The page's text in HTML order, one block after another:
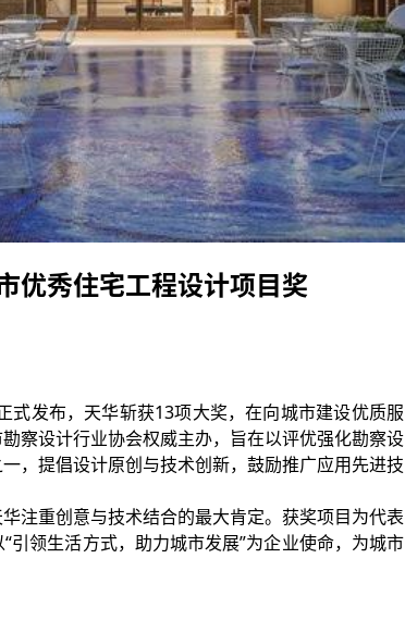
优秀住宅工程设计项目奖
发布，天华斩获13项大奖，在向城市建设优质服
察设计行业协会权威主办，旨在以评优强化勘察设
，提倡设计原创与技术创新，鼓励推广应用先进技
注重创意与技术结合的最大肯定。获奖项目为代表
领生活方式，助力城市发展”为企业使命，为城市